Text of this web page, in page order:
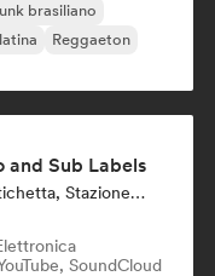
brasiliano
Reggaeton
and Sub Labels
Canale Youtube/Twitch, Etichetta, Stazione Radio
SoundCloud